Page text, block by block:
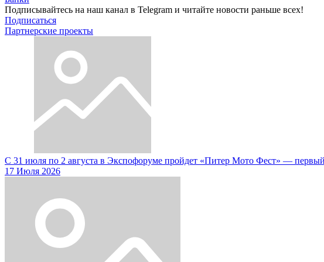
Подписывайтесь на наш канал в Telegram и читайте новости раньше всех!
Подписаться
Партнерские проекты
С 31 июля по 2 августа в Экспофоруме пройдет «Питер Мото Фест» —
17 Июля 2026